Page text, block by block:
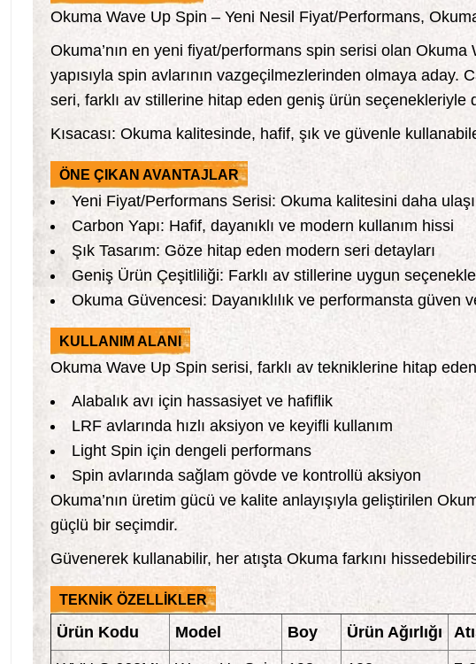
Okuma Wave Up Spin – Yeni Nesil Fiyat/Performans,
Okuma’nın en yeni fiyat/performans spin serisi olan
yapısıyla spin avlarının vazgeçilmezlerinden olmaya aday.
seri, farklı av stillerine hitap eden geniş ürün seçenekleriyle
Kısacası: Okuma kalitesinde, hafif, şık ve güvenle
ÖNE ÇIKAN AVANTAJLAR
Yeni Fiyat/Performans Serisi: Okuma kalitesini daha
Carbon Yapı: Hafif, dayanıklı ve modern kullanım hissi
Şık Tasarım: Göze hitap eden modern seri detayları
Geniş Ürün Çeşitliliği: Farklı av stillerine uygun
Okuma Güvencesi: Dayanıklılık ve performansta güven
KULLANIM ALANI
Okuma Wave Up Spin serisi, farklı av tekniklerine hitap
Alabalık avı için hassasiyet ve hafiflik
LRF avlarında hızlı aksiyon ve keyifli kullanım
Light Spin için dengeli performans
Spin avlarında sağlam gövde ve kontrollü aksiyon
Okuma’nın üretim gücü ve kalite anlayışıyla geliştirilen
güçlü bir seçimdir.
Güvenerek kullanabilir, her atışta Okuma farkını
TEKNİK ÖZELLİKLER
Ürün Kodu Model Boy Ürün Ağırlığı